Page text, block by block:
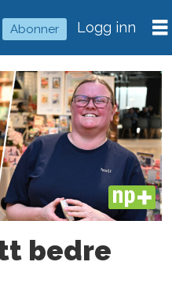
Abonner Logg inn
PLUS
bedre